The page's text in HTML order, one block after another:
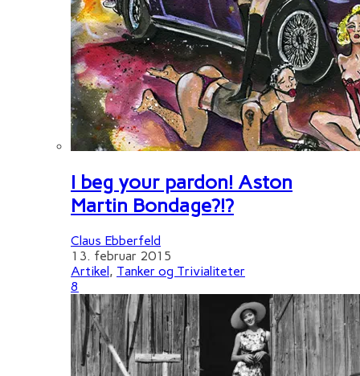
I beg your pardon! Aston
Martin Bondage?!?
Claus Ebberfeld
13. februar 2015
Artikel, Tanker og Trivialiteter
8